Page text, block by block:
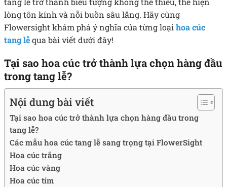
lòng tôn kính và nỗi buồn sâu lắng. Hãy cùng
Flowersight khám phá ý nghĩa của từng loại hoa cúc
tang lễqua bài viết dưới đây!
Tại sao hoa cúc trở thành lựa chọn hàng đầu
trong tang lễ?
Nội dung bài viết
Tại sao hoa cúc trở thành lựa chọn hàng đầu trong
tang lễ?
Các mẫu hoa cúc tang lễ sang trọng tại FlowerSight
Hoa cúc trắng
Hoa cúc vàng
Hoa cúc tím